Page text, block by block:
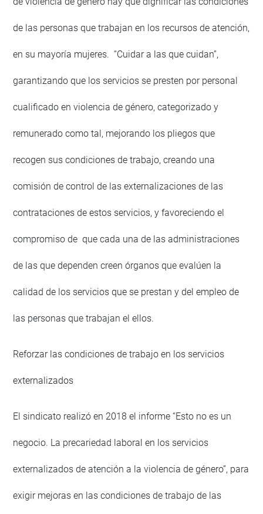
de las personas que trabajan en los recursos de atención,
en su mayoría mujeres. “Cuidar a las que cuidan”,
garantizando que los servicios se presten por personal
cualificado en violencia de género, categorizado y
remunerado como tal, mejorando los pliegos que
recogen sus condiciones de trabajo, creando una
comisión de control de las externalizaciones de las
contrataciones de estos servicios, y favoreciendo el
compromiso de que cada una de las administraciones
de las que dependen creen órganos que evalúen la
calidad de los servicios que se prestan y del empleo de
las personas que trabajan el ellos.
Reforzar las condiciones de trabajo en los servicios
externalizados
El sindicato realizó en 2018 el informe “Esto no es un
negocio. La precariedad laboral en los servicios
externalizados de atención a la violencia de género”, para
exigir mejoras en las condiciones de trabajo de las